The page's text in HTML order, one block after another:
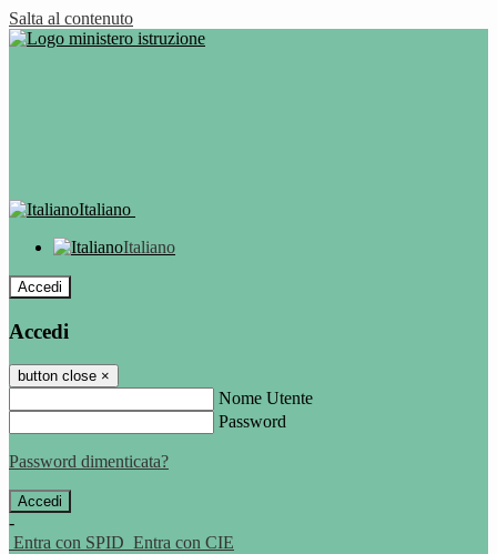
Salta al contenuto
Italiano
Italiano
Accedi
Accedi
button close ×
Nome Utente
Password
Password dimenticata?
-
Entra con SPID Entra con CIE